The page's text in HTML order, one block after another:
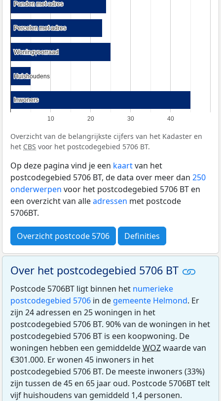
10 20 30 40
Panden met adres
Panden met adres
Percelen met adres
Percelen met adres
Woningvoorraad
Woningvoorraad
Huishoudens
Huishoudens
Inwoners
Inwoners
Overzicht van de belangrijkste cijfers van het Kadaster en
het CBS voor het postcodegebied 5706 BT.
Op deze pagina vind je een kaartvan het
postcodegebied 5706 BT, de data over meer dan 250
onderwerpen voor het postcodegebied 5706 BT en
een overzicht van alleadressen met postcode
5706BT.
Overzicht postcode 5706 Definities
Over het postcodegebied 5706 BT
Postcode 5706BT ligt binnen het numerieke
postcodegebied 5706 in de gemeente Helmond. Er
zijn 24 adressen en 25 woningen in het
postcodegebied 5706 BT. 90% van de woningen in het
postcodegebied 5706 BT is een koopwoning. De
woningen hebben een gemiddeldeWOZwaarde van
€301.000. Er wonen 45 inwoners in het
postcodegebied 5706 BT. De meeste inwoners (33%)
zijn tussen de 45 en 65 jaar oud. Postcode 5706BT telt
vijf huishoudens van gemiddeld 1,4 personen.